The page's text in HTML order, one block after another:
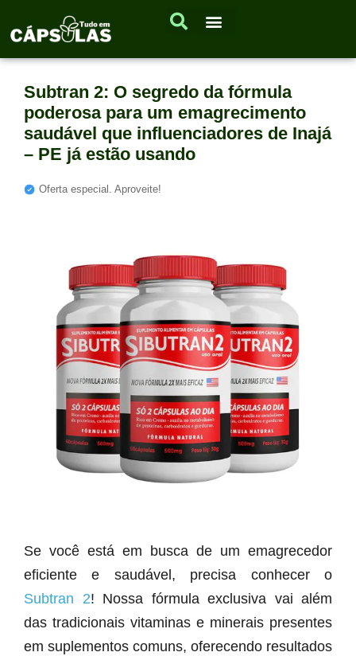
Subtran 2: O segredo da fórmula
poderosa para um emagrecimento
saudável que influenciadores de Inajá
– PE já estão usando
Oferta especial. Aproveite!
Se você está em busca de um emagrecedor
eficiente e saudável, precisa conhecer o
Subtran 2! Nossa fórmula exclusiva vai além
das tradicionais vitaminas e minerais presentes
em suplementos comuns, oferecendo resultados